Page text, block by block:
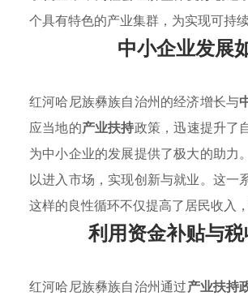
个具有特色的产业集群，为实现可持
中小企业发展
红河哈尼族彝族自治州的经济增长与
应当地的产业扶持政策，迅速提升了
为中小企业的发展提供了极大的助力
以进入市场，实现创新与就业。这一
这样的良性循环不仅提高了居民收入
利用资金补贴与
红河哈尼族彝族自治州通过产业扶持